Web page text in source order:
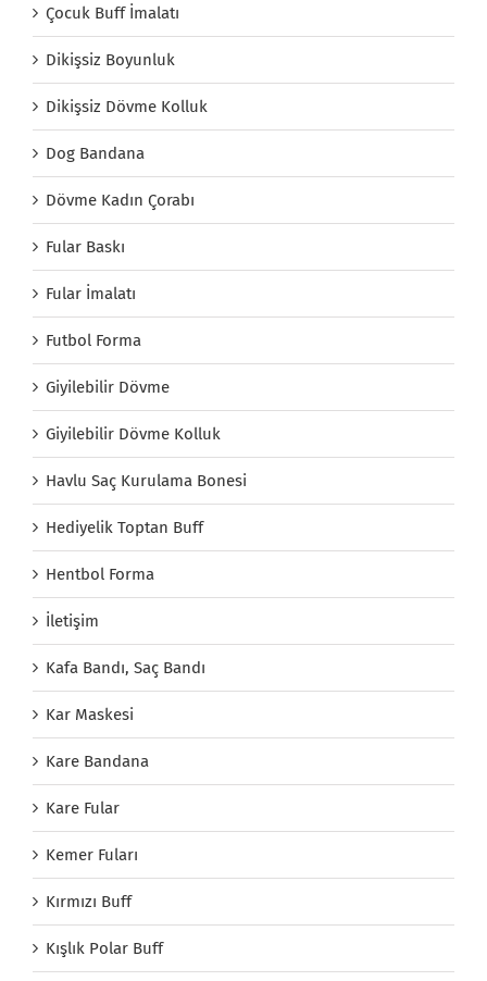
Çocuk Buff İmalatı
Dikişsiz Boyunluk
Dikişsiz Dövme Kolluk
Dog Bandana
Dövme Kadın Çorabı
Fular Baskı
Fular İmalatı
Futbol Forma
Giyilebilir Dövme
Giyilebilir Dövme Kolluk
Havlu Saç Kurulama Bonesi
Hediyelik Toptan Buff
Hentbol Forma
İletişim
Kafa Bandı, Saç Bandı
Kar Maskesi
Kare Bandana
Kare Fular
Kemer Fuları
Kırmızı Buff
Kışlık Polar Buff